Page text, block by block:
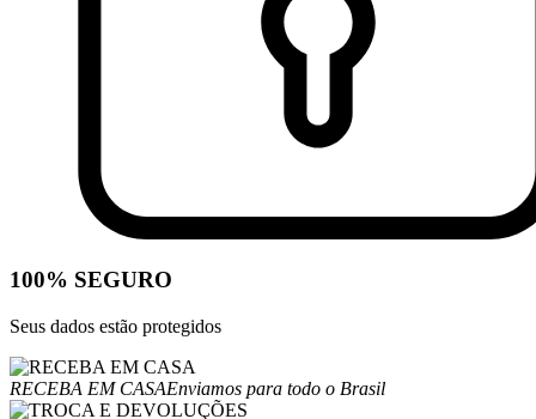
100% SEGURO
Seus dados estão protegidos
RECEBA EM CASAEnviamos para todo o Brasil